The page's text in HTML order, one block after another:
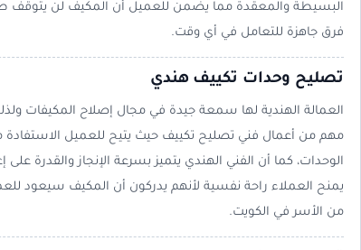
البسيطة والمعقدة مما يضمن للعميل أن المكيف لن يتوقف
فرق جاهزة للتعامل في أي وقت.
تصليح وحدات تكييف هندي
العمالة الهندية لها سمعة جيدة في مجال إصلاح المكيفات
مهم من أعمال فني تصليح تكييف حيث يتيح للعميل الاستفادة
الوحدات، كما أن الفني الهندي يتميز بسرعة الإنجاز والقدرة
يمنح العملاء راحة نفسية لأنهم يدركون أن المكيف سيعود
من الأسر في الكويت.